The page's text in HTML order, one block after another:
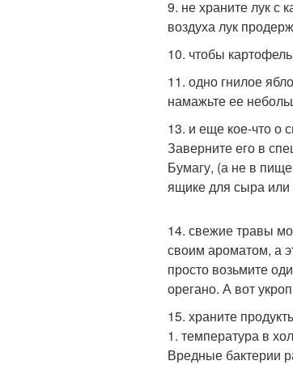
9. не храните лук с
воздуха лук
10. чтобы
11. одно гнилое
намажьте ее
13. и еще кое-что о
Заверните его в
Бумагу, (а не в
ящике для сыра
14. свежие травы
своим ароматом, а
просто возьмите
орегано. А вот
15. храните
1. температура в
Вредные бактерии